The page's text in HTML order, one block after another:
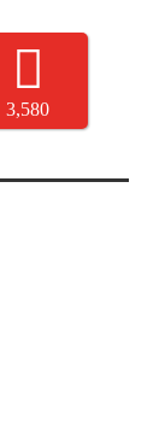
3,580